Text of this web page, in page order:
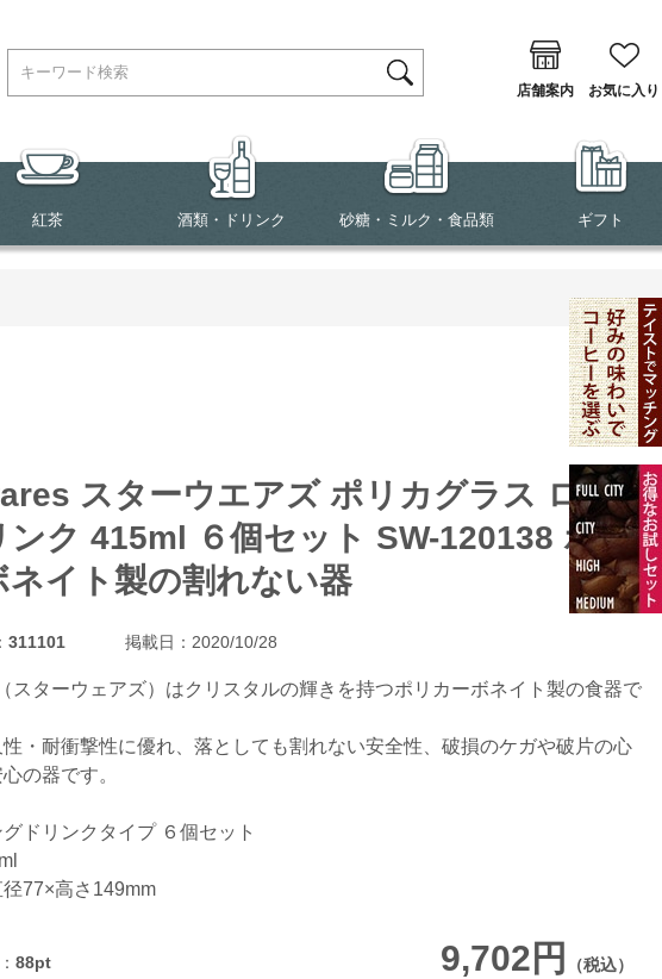
店舗案内
お気に入り
紅茶 酒類・ドリンク 砂糖・ミルク・食品類 ギフト
スターウエアズ ポリカグラス ロン
ンク 415ml ６個セット SW-120138 ポリ
ネイト製の割れない器
311101 掲載日：2020/10/28
スターウェアズ）はクリスタルの輝きを持つポリカーボネイト製の食器で
・耐衝撃性に優れ、落としても割れない安全性、破損のケガや破片の心
の器です。
ドリンクタイプ ６個セット
77×高さ149mm
88pt 9,702円 （税込）